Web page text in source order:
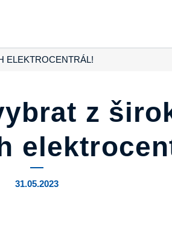
ELEKTROCENTRÁL!
z
31.05.2023